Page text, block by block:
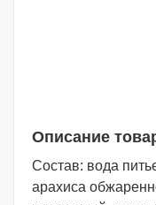
Описание
Состав: вода
арахиса